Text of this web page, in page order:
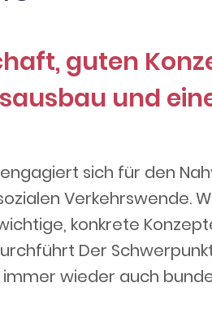
guten
und
sich für den
Verkehrswende.
konkrete
Der
wieder auch